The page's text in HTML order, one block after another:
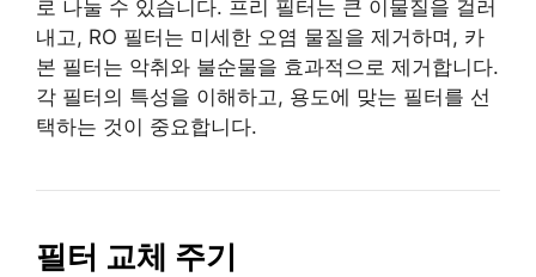
로 나눌 수 있습니다. 프리 필터는 큰 이물질을 걸러
내고, RO 필터는 미세한 오염 물질을 제거하며, 카
본 필터는 악취와 불순물을 효과적으로 제거합니다.
각 필터의 특성을 이해하고, 용도에 맞는 필터를 선
택하는 것이 중요합니다.
필터 교체 주기